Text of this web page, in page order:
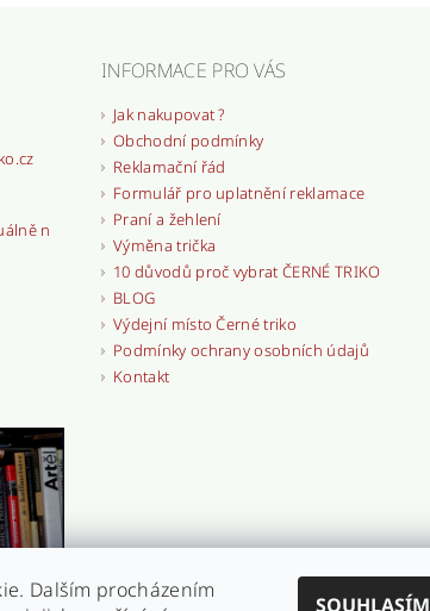
n
INFORMACE PRO VÁS
Jak nakupovat ?
Obchodní podmínky
Reklamační řád
Formulář pro uplatnění reklamace
Praní a žehlení
Výměna trička
10 důvodů proč vybrat ČERNÉ TRIKO
BLOG
Výdejní místo Černé triko
Podmínky ochrany osobních údajů
Kontakt
- Antikvariát Motýl kamarádi - Antikvariát Beneš
Dalším procházením
SOUHLASÍM